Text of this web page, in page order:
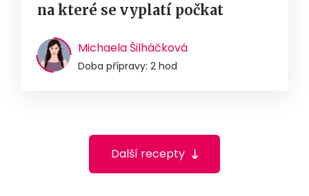
na které se vyplatí počkat
Michaela Šilháčková
Doba přípravy: 2 hod
Další recepty